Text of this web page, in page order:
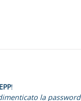
EPP!
la password